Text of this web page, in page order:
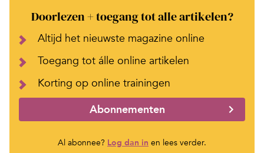
Doorlezen + toegang tot alle artikelen?
Altijd het nieuwste magazine online
Toegang tot álle online artikelen
Korting op online trainingen
Abonnementen
Al abonnee? Log dan in en lees verder.